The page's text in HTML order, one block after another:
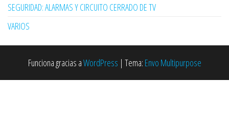
SEGURIDAD: ALARMAS Y CIRCUITO CERRADO DE TV
VARIOS
Funciona gracias aWordPress | Tema: Envo Multipurpose